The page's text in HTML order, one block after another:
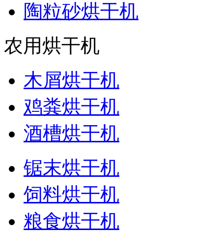
陶粒砂烘干机
农用烘干机
木屑烘干机
鸡粪烘干机
酒槽烘干机
锯末烘干机
饲料烘干机
粮食烘干机